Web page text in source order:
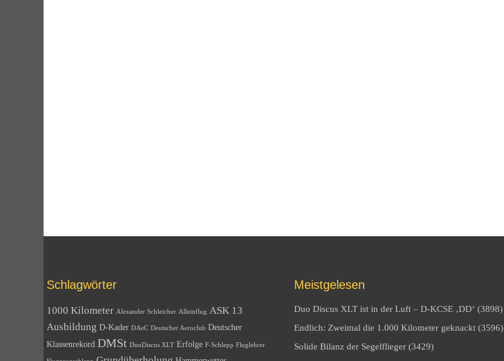
Schlagwörter
1000 Kilometer Alexander Schleicher Alleinflug ASK 13
Ausbildung D-Kader DAeC Deutscher Aeroclub Deutscher
Klassenrekord DMSt DuoDiscus XLT Erfolge F-Schlepp Fluglehrer
Meistgelesen
Duo Discus XLT ist in der Luft – D-KCSE ‚DD‘ (3898)
Endlich: Zweimal die 1.000 Kilometer geknackt (3596)
Solide Bilanz der Segelflieger (3429)